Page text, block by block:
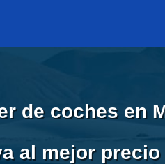
de coches en
al mejor precio